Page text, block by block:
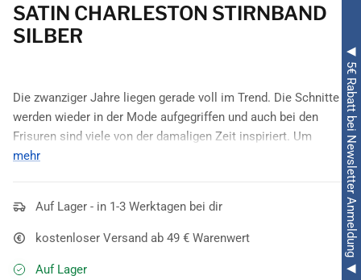
◀ 5€ Rabatt bei Newsletter Anmeldung ◀
SATIN CHARLESTON STIRNBAND
SILBER
Die zwanziger Jahre liegen gerade voll im Trend. Die Schnitte
werden wieder in der Mode aufgegriffen und auch bei den
Frisuren sind viele von der damaligen Zeit inspiriert. Um
wirklich in die Zeit der
Charleston Stirnband im Stil jener Zeit werden Sie zum
Hinguckerauf jeder Charleston- oder 20 Jahre Mottoparty. Der
und Schmuckapplikationen
mehr
Auf Lager - in 1-3 Werktagen bei dir
kostenloser Versand ab 49 € Warenwert
Auf Lager